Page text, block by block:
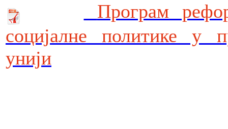
Програм
социјалне политике у
унији